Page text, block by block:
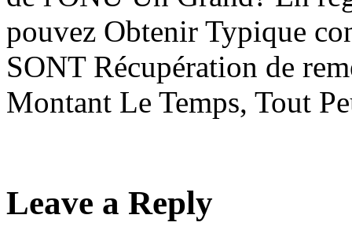
pouvez Obtenir Typique
SONT Récupération de
Montant Le Temps, Tout
Leave a Reply